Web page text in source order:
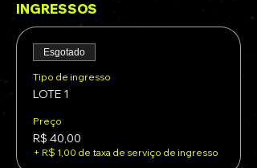
INGRESSOS
Esgotado
Tipo de ingresso
LOTE 1
Preço
R$ 40,00
+ R$ 1,00 de taxa de serviço de ingresso